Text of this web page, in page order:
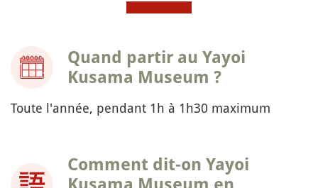
Quand partir au Yayoi
Kusama Museum ?
Toute l'année, pendant 1h à 1h30 maximum
Comment dit-on Yayoi